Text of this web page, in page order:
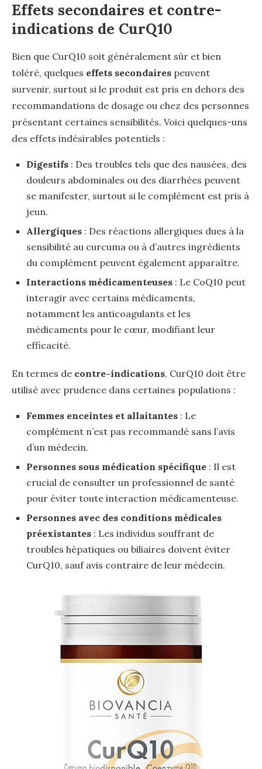
Effets secondaires et contre-
indications de CurQ10
Bien que CurQ10 soit généralement sûr et bien
toléré, quelques effets secondaires peuvent
survenir, surtout si le produit est pris en dehors des
recommandations de dosage ou chez des personnes
présentant certaines sensibilités. Voici quelques-uns
des effets indésirables potentiels :
Digestifs : Des troubles tels que des nausées, des
douleurs abdominales ou des diarrhées peuvent
se manifester, surtout si le complément est pris à
jeun.
Allergiques : Des réactions allergiques dues à la
sensibilité au curcuma ou à d’autres ingrédients
du complément peuvent également apparaître.
Interactions médicamenteuses : Le CoQ10 peut
interagir avec certains médicaments,
notamment les anticoagulants et les
médicaments pour le cœur, modifiant leur
efficacité.
En termes de contre-indications, CurQ10 doit être
utilisé avec prudence dans certaines populations :
Femmes enceintes et allaitantes : Le
complément n’est pas recommandé sans l’avis
d’un médecin.
Personnes sous médication spécifique : Il est
crucial de consulter un professionnel de santé
pour éviter toute interaction médicamenteuse.
Personnes avec des conditions médicales
préexistantes : Les individus souffrant de
troubles hépatiques ou biliaires doivent éviter
CurQ10, sauf avis contraire de leur médecin.